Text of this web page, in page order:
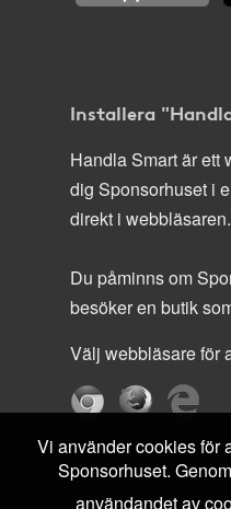
Installera
Handla Smart är ett
dig Sponsorhuset i
direkt i webbläsaren.
Du påminns om
besöker en butik
Välj webbläsare för
Vi använder cookies för
Sponsorhuset.
användandet av